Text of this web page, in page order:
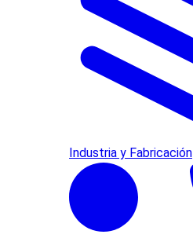
Industria y Fabricación